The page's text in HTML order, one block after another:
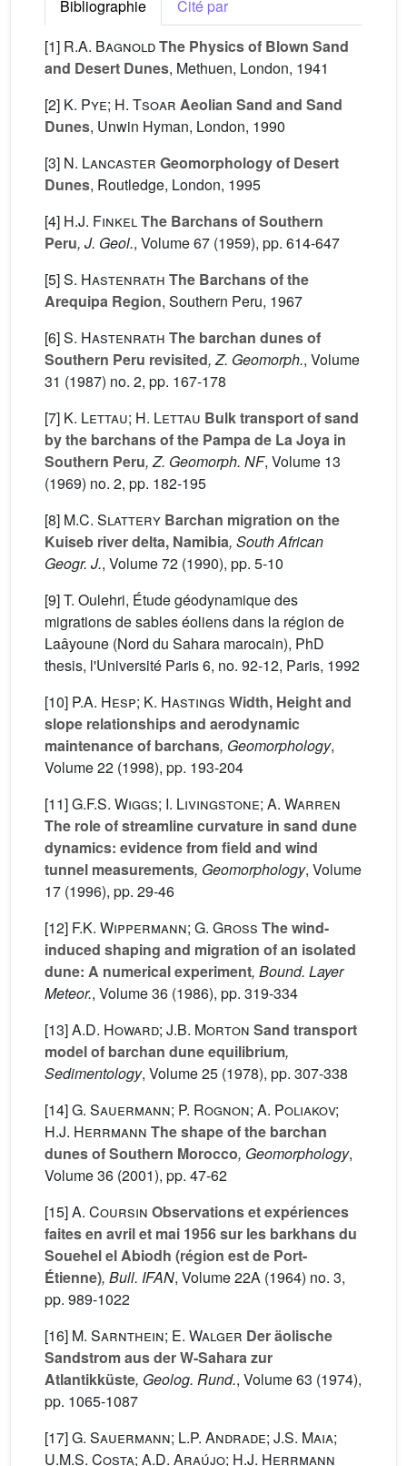
Bibliographie
Cité par
[1] R.A. BagnoldThe Physics of Blown Sand
and Desert Dunes, Methuen, London, 1941
[2] K. Pye; H. Tsoar Aeolian Sand and Sand
Dunes, Unwin Hyman, London, 1990
[3] N. Lancaster Geomorphology of Desert
Dunes, Routledge, London, 1995
[4] H.J. FinkelThe Barchans of Southern
Peru, J. Geol., Volume 67 (1959), pp. 614-647
[5]S. Hastenrath The Barchans of the
Arequipa Region, Southern Peru, 1967
[6]S. Hastenrath The barchan dunes of
Southern Peru revisited, Z. Geomorph., Volume
31 (1987) no. 2, pp. 167-178
[7] K. Lettau; H. Lettau Bulk transport of sand
by the barchans of the Pampa de La Joya in
Southern Peru, Z. Geomorph. NF, Volume 13
(1969) no. 2, pp. 182-195
[8] M.C. Slattery Barchan migration on the
Kuiseb river delta, Namibia, South African
Geogr. J., Volume 72 (1990), pp. 5-10
[9] T. Oulehri, Étude géodynamique des
migrations de sables éoliens dans la région de
Laâyoune (Nord du Sahara marocain), PhD
thesis, l'Université Paris 6, no. 92-12, Paris, 1992
[10] P.A. Hesp; K. Hastings Width, Height and
slope relationships and aerodynamic
maintenance of barchans, Geomorphology,
Volume 22 (1998), pp. 193-204
[11]G.F.S. Wiggs; I. Livingstone; A. Warren
The role of streamline curvature in sand dune
dynamics: evidence from field and wind
tunnel measurements, Geomorphology, Volume
17 (1996), pp. 29-46
[12] F.K. Wippermann; G. Gross The wind-
induced shaping and migration of an isolated
dune: A numerical experiment, Bound. Layer
Meteor., Volume 36 (1986), pp. 319-334
[13]A.D. Howard; J.B. Morton Sand transport
model of barchan dune equilibrium,
Sedimentology, Volume 25 (1978), pp. 307-338
[14]G. Sauermann; P. Rognon; A. Poliakov;
H.J. Herrmann The shape of the barchan
dunes of Southern Morocco, Geomorphology,
Volume 36 (2001), pp. 47-62
[15]A. Coursin Observations et expériences
faites en avril et mai 1956 sur les barkhans du
Souehel el Abiodh (région est de Port-
Étienne), Bull. IFAN, Volume 22A (1964) no. 3,
pp. 989-1022
[16] M. Sarnthein; E. Walger Der äolische
Sandstrom aus der W-Sahara zur
Atlantikküste, Geolog. Rund., Volume 63 (1974),
pp. 1065-1087
[17]G. Sauermann; L.P. Andrade; J.S. Maia;
U.M.S. Costa; A.D. Araújo; H.J. Herrmann